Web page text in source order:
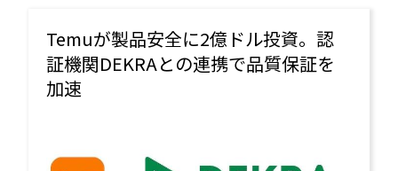
Temuが製品安全に2億ドル投資。認
証機関DEKRAとの連携で品質保証を
加速